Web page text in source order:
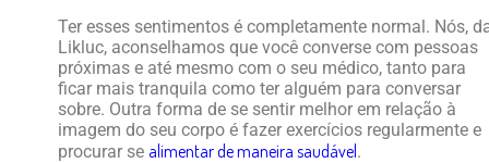
Ter esses sentimentos é completamente normal. Nós,
Likluc, aconselhamos que você converse com pessoas
próximas e até mesmo com o seu médico, tanto para
ficar mais tranquila como ter alguém para conversar
sobre. Outra forma de se sentir melhor em relação à
imagem do seu corpo é fazer exercícios regularmente e
procurar se alimentar de maneira saudável.